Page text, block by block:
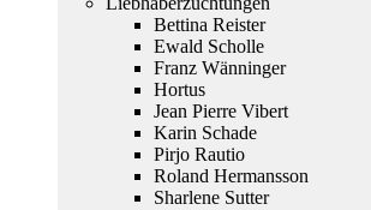
Bettina Reister
Ewald Scholle
Franz Wänninger
Hortus
Jean Pierre Vibert
Karin Schade
Pirjo Rautio
Roland Hermansson
Sharlene Sutter